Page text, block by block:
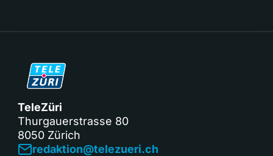
TeleZüri
Thurgauerstrasse 80
8050 Zürich
redaktion@telezueri.ch